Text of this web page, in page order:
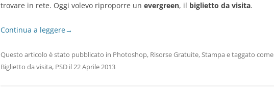
trovare in rete. Oggi volevo riproporre un evergreen, il biglietto da visita.
Continua a leggere→
Questo articolo è stato pubblicato in Photoshop, Risorse Gratuite,Stampa e taggato come
Biglietto da visita, PSD il22 Aprile 2013